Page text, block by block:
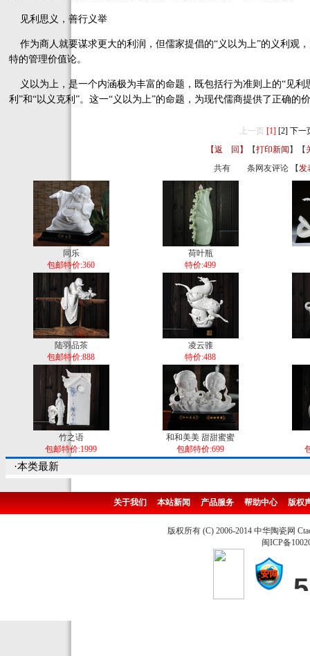
见利思义，善行义举
作为商人就要谋求更大的利润，但儒家提倡的“义以为上”的义利观
特的管理价值论。
义以为上，是一个内涵极为丰富的命题，既包括行为准则上的“见利
利”和“以义克利”。这一“义以为上”的命题，为现代儒商提供了正确的
上一页 [1] [2] 下一
【返 回】
【打印新闻 】【
共有
条网友评论 【发
同乐
包邮特价:360
荷叶瓶
特价:499
陆羽品茶
包邮特价:888
凌云骓
特价:488
竹之语
包邮特价:1999
和和美美 甜甜蜜蜜
包邮特价:699
·本类最新
关于我们 本站新闻 产品服务 帮助中心 版权
版权所有 (C) 2006-2014 中华陶瓷网
闽ICP备